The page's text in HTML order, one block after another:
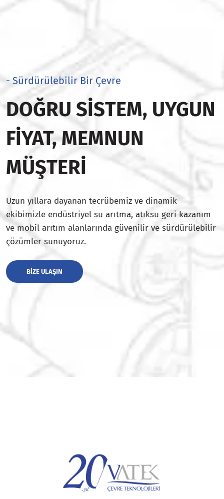
- Sürdürülebilir Bir Çevre
DOĞRU SISTEM, UYGUN
FIYAT, MEMNUN
MÜŞTERI
Uzun yıllara dayanan tecrübemiz ve dinamik
ekibimizle endüstriyel su arıtma, atıksu geri kazanım
ve mobil arıtım alanlarında güvenilir ve sürdürülebilir
çözümler sunuyoruz.
BIZE ULAŞIN